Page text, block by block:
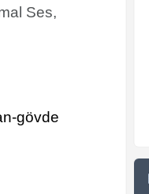
Ses,
gövde